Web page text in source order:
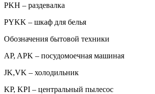
PKH – раздевалка
PYKK – шкаф для белья
Обозначения бытовой техники
AP, APK – посудомоечная машиная
JK,VK – холодильник
KP, KPI – центральный пылесос